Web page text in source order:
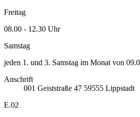
Freitag
08.00 - 12.30 Uhr
Samstag
jeden 1. und 3. Samstag im Monat von
Anschrift
001 Geiststraße 47 59555 Lippstadt
E.02